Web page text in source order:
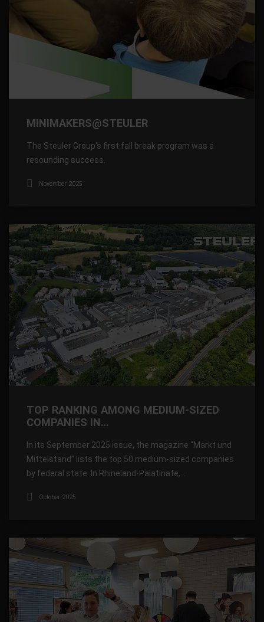
MINIMAKERS@STEULER
The Steuler Group's first fall break program was a
resounding success.
November 2025
TOP RANKING AMONG MEDIUM-SIZED
COMPANIES IN…
In its September 2025 issue, the magazine “Markt und
Mittelstand” lists the top 50 medium-sized companies
by federal state. In Rhineland-Palatinate,…
October 2025